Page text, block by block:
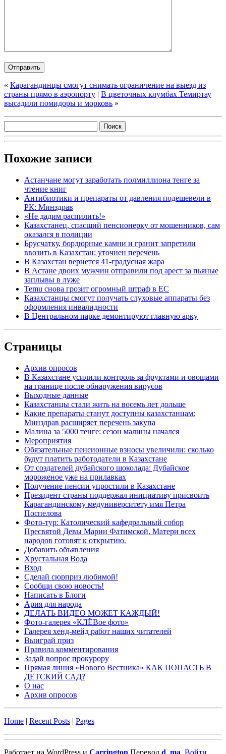
« Карагандинцы смогут снимать ограничение на выезд из
страны прямо в аэропорту | В цветочных клумбах Темиртау
высадили помидоры и морковь »
Похожие записи
Астанчане могут заработать полмиллиона тенге за
чтение книг
Антибиотики и препараты от давления подешевели в
РК: Минздрав
«Не дадим распилить!»
Казахстанец, спасший пенсионерку от мошенников, сам
оказался в полиции
Брусчатку, бордюрные камни и гранит запретили
ввозить в Казахстан: уточнен перечень
В Казахстан вернется 41-градусная жара
В Астане двоих мужчин отправили под арест за пьяные
заплывы в луже
Temu снова грозит огромный штраф в ЕС
Казахстанцы смогут получать слуховые аппараты без
оформления инвалидности
В Центральном парке демонтируют главную арку
Страницы
Архив опросов
В Казахстане усилили контроль за фруктами и овощами
на границе после обнаружения вирусов
Выходные данные
Казахстанцы стали жить на восемь лет дольше
Какие препараты станут доступны казахстанцам:
Минздрав расширяет перечень закупа
Малина за 5000 тенге: сезон малины начался
Мероприятия
Обязательные пенсионные взносы увеличили: сколько
будут платить работодатели в Казахстане
От создателей дубайского шоколада: Дубайское
мороженое уже на прилавках
Получение пенсии упростили в Казахстане
Президент страны поддержал инициативу присвоить
Карагандинскому медуниверситету имя Петра
Поспелова
Фото-тур: Католический кафедральный собор
Пресвятой Девы Марии Фатимской, Матери всех
народов готовят к открытию.
Добавить объявления
Хрустальная Вода
Вход
Сделай сюрприз любимой!
Сообщи свою новость!
Написать в Блоги
Ария для народа
ДЕЛАТЬ ВИДЕО МОЖЕТ КАЖДЫЙ!
Фото-галерея «КЛЁВое фото»
Галерея хенд-мейд работ наших читателей
Выиграй приз
Правила комментирования
Задай вопрос прокурору
Прямая линия «Нового Вестника» КАК ПОПАСТЬ В
ДЕТСКИЙ САД?
О нас
Архив опросов
Home | Recent Posts | Pages
Работает на WordPress и Carrington Перевод d_ma Войти